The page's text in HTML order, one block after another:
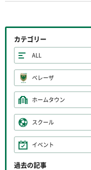
カテゴリー
ALL
ベレーザ
ホームタウン
スクール
イベント
過去の記事